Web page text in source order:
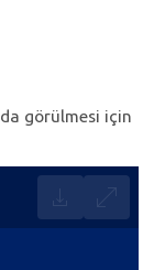
görülmesi için